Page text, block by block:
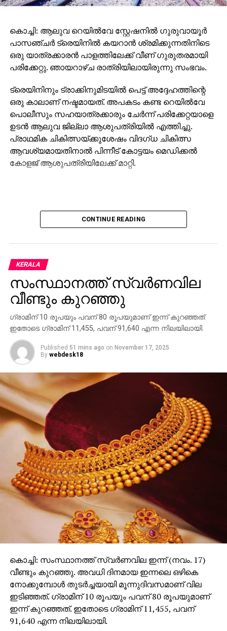
കൊച്ചി: ആലുവ റെയില്‍വേ സ്റ്റേഷനില്‍ ഗുരുവായൂര്‍
പാസഞ്ചര്‍ ട്രെയിനില്‍ കയറാന്‍ ശ്രമിക്കുന്നതിനിടെ
ഒരു യാത്രക്കാരന്‍ പാളത്തിലേക്ക് വീണ് ഗുരുതരമായി
പരിക്കേറ്റു. ഞായറാഴ്ച രാത്രിയിലായിരുന്നു സംഭവം.
ട്രെയിനിനും ട്രാക്കിനുമിടയില്‍ പെട്ട് അദ്ദേഹത്തിന്റെ
ഒരു കാലാണ് നഷ്ടമായത്. അപകടം കണ്ട റെയില്‍വേ
പൊലീസും സഹയാത്രക്കാരും ചേര്‍ന്ന് പരിക്കേറ്റയാളെ
ഉടന്‍ ആലുവ ജില്ലാ ആശുപത്രിയില്‍ എത്തിച്ചു.
പ്രാഥമിക ചികിത്സയ്ക്കുശേഷം വിദഗ്ധ ചികിത്സ
ആവശ്യമായതിനാല്‍ പിന്നീട് കോട്ടയം മെഡിക്കല്‍
കോളജ് ആശുപത്രിയിലേക്ക് മാറ്റി.
CONTINUE READING
KERALA
സംസ്ഥാനത്ത് സ്വര്‍ണവില
വീണ്ടും കുറഞ്ഞു
ഗ്രാമിന് 10 രൂപയും പവന് 80 രൂപയുമാണ് ഇന്ന് കുറഞ്ഞത്.
ഇതോടെ ഗ്രാമിന് 11,455, പവന് 91,640 എന്ന നിലയിലായി.
Published 51 mins ago on November 17, 2025
By webdesk18
കൊച്ചി: സംസ്ഥാനത്ത് സ്വര്‍ണവില ഇന്ന് (നവം. 17)
വീണ്ടും കുറഞ്ഞു. അവധി ദിനമായ ഇന്നലെ ഒഴികെ
നോക്കുമ്പോള്‍ തുടര്‍ച്ചയായി മൂന്നുദിവസമാണ് വില
ഇടിഞ്ഞത്. ഗ്രാമിന് 10 രൂപയും പവന് 80 രൂപയുമാണ്
ഇന്ന് കുറഞ്ഞത്. ഇതോടെ ഗ്രാമിന് 11,455, പവന്
91,640 എന്ന നിലയിലായി.